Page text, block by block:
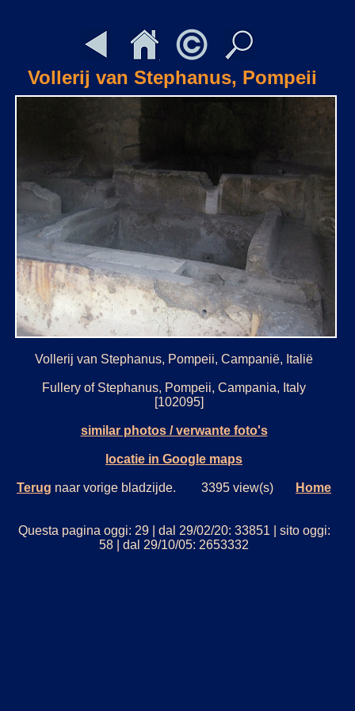
Vollerij van Stephanus, Pompeii
Vollerij van Stephanus, Pompeii, Campanië, Italië
Fullery of Stephanus, Pompeii, Campania, Italy
[102095]
similar photos / verwante foto's
locatie in Google maps
Terug naar vorige bladzijde. 3395 view(s) Home
Questa pagina oggi: 29 | dal 29/02/20: 33851 | sito oggi:
58 | dal 29/10/05: 2653332